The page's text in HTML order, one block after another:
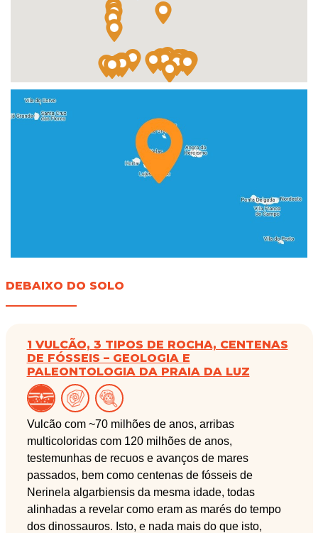
DEBAIXO DO SOLO
1 VULCÃO, 3 TIPOS DE ROCHA, CENTENAS
DE FÓSSEIS – GEOLOGIA E
PALEONTOLOGIA DA PRAIA DA LUZ
Vulcão com ~70 milhões de anos, arribas
multicoloridas com 120 milhões de anos,
testemunhas de recuos e avanços de mares
passados, bem como centenas de fósseis de
Nerinela algarbiensis da mesma idade, todas
alinhadas a revelar como eram as marés do tempo
dos dinossauros. Isto, e nada mais do que isto,